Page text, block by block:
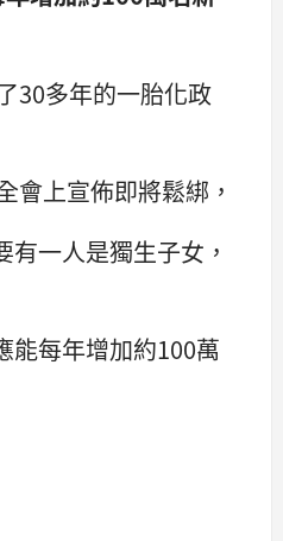
30多年的一胎化政
會上宣佈即將鬆綁，
一人是獨生子女，
能每年增加約100萬